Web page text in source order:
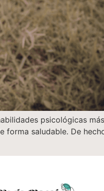
psicológicas más
forma saludable. De